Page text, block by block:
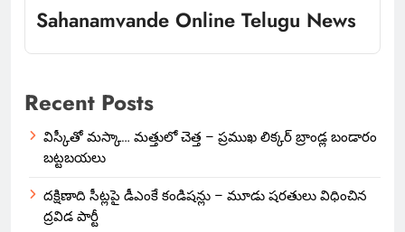
Sahanamvande Online Telugu News
Recent Posts
విస్కీతో మస్కా… మత్తులో చెత్త – ప్రముఖ లిక్కర్ బ్రాండ్ల బండారం
బట్టబయలు
దక్షిణాది సీట్లపై డీఎంకే కండిషన్లు – మూడు షరతులు విధించిన
ద్రవిడ పార్టీ